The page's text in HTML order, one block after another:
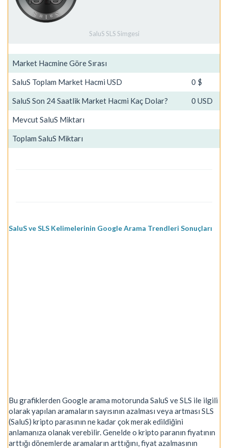
SaluS SLS Simgesi
Market Hacmine Göre Sırası
SaluS Toplam Market Hacmi USD 0 $
SaluS Son 24 Saatlik Market Hacmi Kaç Dolar? 0 USD
Mevcut SaluS Miktarı
Toplam SaluS Miktarı
SaluS ve SLS Kelimelerinin Google Arama Trendleri Sonuçları
Bu grafiklerden Google arama motorunda SaluS ve SLS ile ilgili
olarak yapılan aramaların sayısının azalması veya artması SLS
(SaluS) kripto parasının ne kadar çok merak edildiğini
anlamanıza olanak verebilir. Genelde o kripto paranın fiyatının
arttığı dönemlerde aramaların arttığını, fiyat azalmasının